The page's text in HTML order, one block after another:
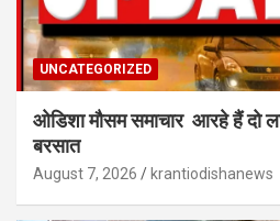
UNCATEGORIZED
ओडिशा मौसम समाचार आरहे हैं
बरसात
August 7, 2026 krantiodishanews